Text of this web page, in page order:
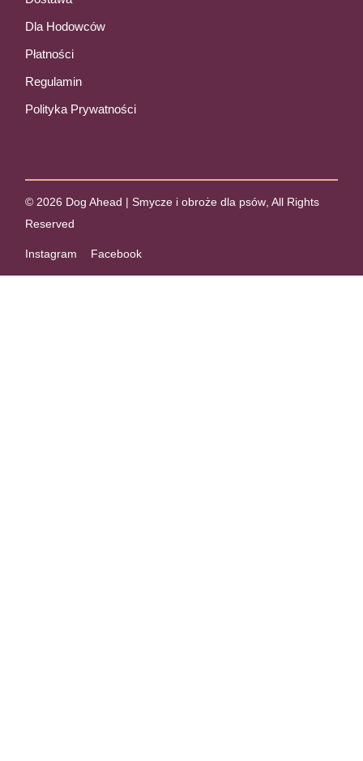
Dla Hodowców
Płatności
Regulamin
Polityka Prywatności
© 2026 Dog Ahead | Smycze i obroże dla psów , All Rights
Reserved
Instagram Facebook